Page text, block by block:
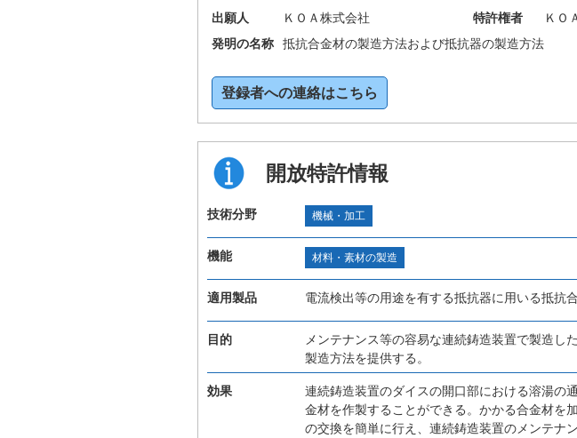
出願人
ＫＯＡ株式会社 特許権者 ＫＯ
発明の名称
抵抗合金材の製造方法および抵抗器の製造方法
登録者への連絡はこちら
開放特許情報
技術分野 機械・加工
機能 材料・素材の製造
適用製品 電流検出等の用途を有する抵抗器に用いる抵抗
目的
メンテナンス等の容易な連続鋳造装置で製造し
製造方法を提供する。
効果
連続鋳造装置のダイスの開口部における溶湯の
金材を作製することができる。かかる合金材を
の交換を簡単に行え、連続鋳造装置のメンテナ